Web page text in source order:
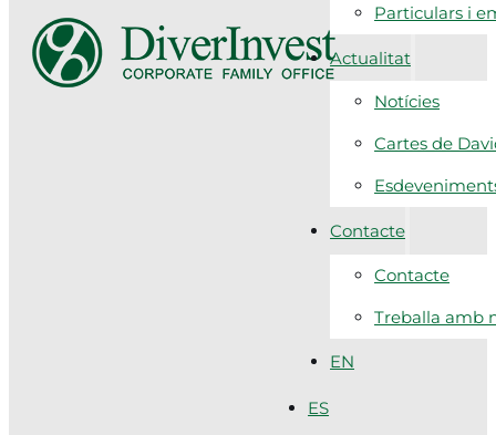
Particulars i
Actualitat
Notícies
Cartes de
Contacte
Contacte
Treballa amb
EN
ES